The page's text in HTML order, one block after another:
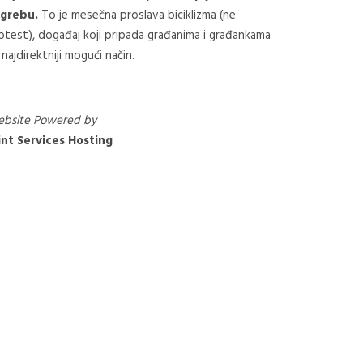
To je mesečna proslava biciklizma (ne
događaj koji pripada građanima i građankama
mogući način.
Powered by
Services Hosting